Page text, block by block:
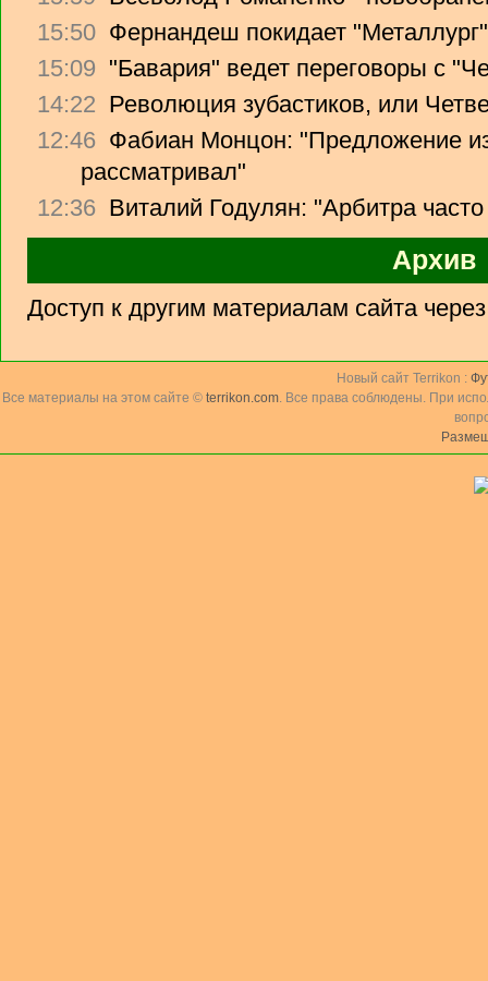
15:50 Фернандеш покидает "Металлург"
15:09 "Бавария" ведет переговоры с
14:22 Революция зубастиков, или
12:46 Фабиан Монцон: "Предложение
рассматривал"
12:36 Виталий Годулян: "Арбитра
Архив
Доступ к другим материалам сайта
Новый сайт Terrikon :
Все материалы на этом сайте © terrikon.com. Все права соблюдены. При